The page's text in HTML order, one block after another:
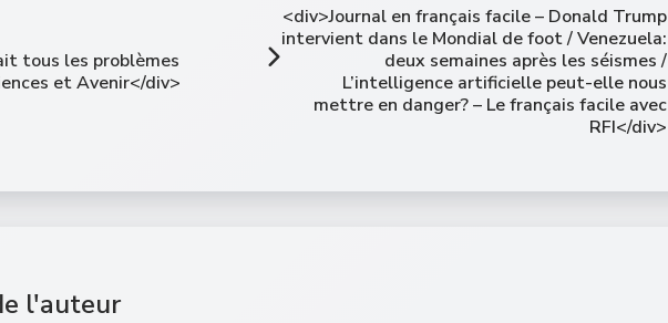
tous les problèmes
et Avenir</div>
<div>Journal en français facile – Donald Trump
intervient dans le Mondial de foot / Venezuela:
deux semaines après les séismes /
L’intelligence artificielle peut-elle nous
mettre en danger? – Le français facile avec
RFI</div>
l'auteur